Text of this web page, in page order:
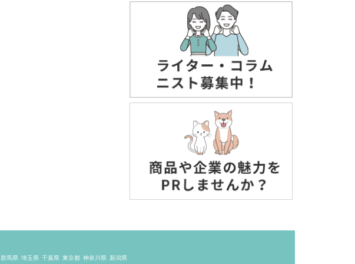
群馬県 埼玉県 千葉県 東京都 神奈川県 新潟県